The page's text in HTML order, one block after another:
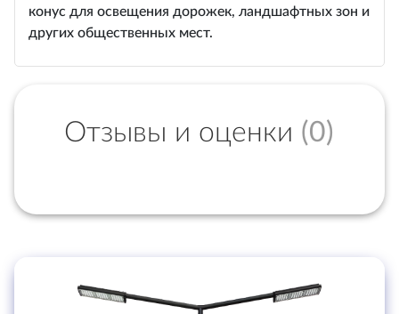
конус для освещения дорожек, ландшафтных зон и
других общественных мест.
Отзывы и оценки (0)